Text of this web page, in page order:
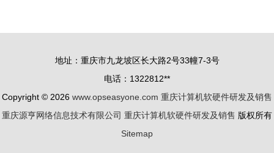
方案与预期
地址：重庆市九龙坡区长大路2号33幢7-3号
电话：1322812**
Copyright © 2026 www.opseasyone.com 重庆计算机软硬件研发及销售
重庆源亨网络信息技术有限公司 重庆计算机软硬件研发及销售 版权所有
Sitemap